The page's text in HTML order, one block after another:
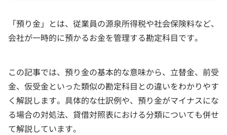
「預り金」とは、従業員の源泉所得税や社会保険料など、
会社が一時的に預かるお金を管理する勘定科目です。
この記事では、預り金の基本的な意味から、立替金、前受
金、仮受金といった類似の勘定科目との違いをわかりやす
く解説します。具体的な仕訳例や、預り金がマイナスにな
る場合の対処法、貸借対照表における分類についても併せ
て解説しています。